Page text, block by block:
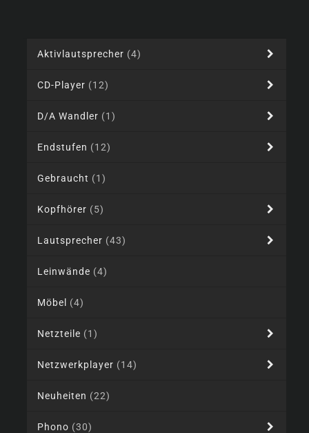
Aktivlautsprecher (4)
CD-Player (12)
D/A Wandler (1)
Endstufen (12)
Gebraucht (1)
Kopfhörer (5)
Lautsprecher (43)
Leinwände (4)
Möbel (4)
Netzteile (1)
Netzwerkplayer (14)
Neuheiten (22)
Phono (30)